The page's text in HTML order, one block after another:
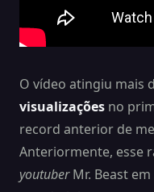
O vídeo atingiu mais
visualizações no
record anterior de
Anteriormente, esse
youtuberMr. Beast em